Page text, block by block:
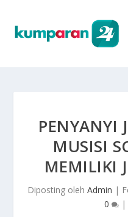
PENYANYI
MUSISI
MEMILIKI
Diposting oleh Admin |
0
|